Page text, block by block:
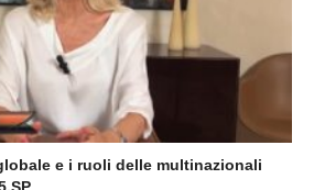
e i ruoli delle multinazionali